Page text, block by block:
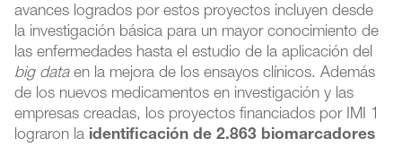
avances logrados por estos proyectos incluyen desde
la investigación básica para un mayor conocimiento de
las enfermedades hasta el estudio de la aplicación del
big dataen la mejora de los ensayos clínicos. Además
de los nuevos medicamentos en investigación y las
empresas creadas, los proyectos financiados por IMI 1
lograron la identificación de 2.863 biomarcadores